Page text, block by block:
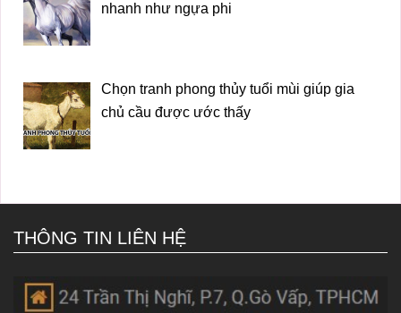
nhanh như ngựa phi
Chọn tranh phong thủy tuổi mùi giúp gia
chủ cầu được ước thấy
THÔNG TIN LIÊN HỆ